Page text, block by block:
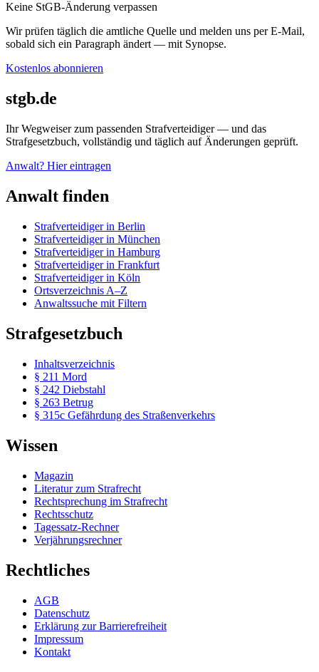
Keine StGB-Änderung verpassen
Wir prüfen täglich die amtliche Quelle und melden uns per E-Mail,
sobald sich ein Paragraph ändert — mit Synopse.
Kostenlos abonnieren
stgb.de
Ihr Wegweiser zum passenden Strafverteidiger — und das
Strafgesetzbuch, vollständig und täglich auf Änderungen geprüft.
Anwalt? Hier eintragen
Anwalt finden
Strafverteidiger in Berlin
Strafverteidiger in München
Strafverteidiger in Hamburg
Strafverteidiger in Frankfurt
Strafverteidiger in Köln
Ortsverzeichnis A–Z
Anwaltssuche mit Filtern
Strafgesetzbuch
Inhaltsverzeichnis
§ 211 Mord
§ 242 Diebstahl
§ 263 Betrug
§ 315c Gefährdung des Straßenverkehrs
Wissen
Magazin
Literatur zum Strafrecht
Rechtsprechung im Strafrecht
Rechtsschutz
Tagessatz-Rechner
Verjährungsrechner
Rechtliches
AGB
Datenschutz
Erklärung zur Barrierefreiheit
Impressum
Kontakt